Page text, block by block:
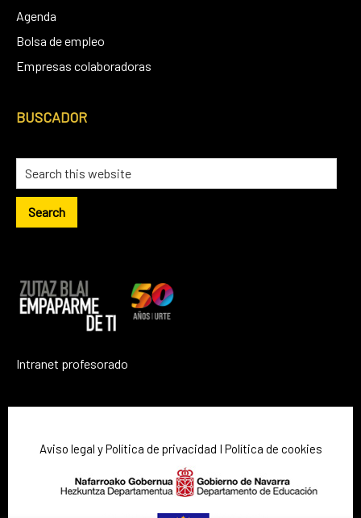
Agenda
Bolsa de empleo
Empresas colaboradoras
BUSCADOR
Intranet profesorado
Aviso legal y Política de privacidad I Política de cookies